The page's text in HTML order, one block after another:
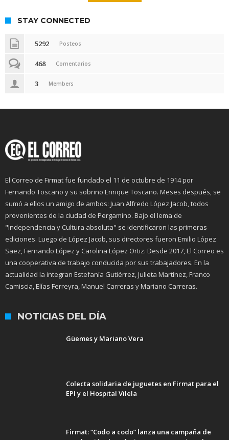
STAY CONNECTED
5292 Posteos
468 Comentarios
3 Members
El Correo de Firmat fue fundado el 11 de octubre de 1914 por
Fernando Toscano y su sobrino Enrique Toscano. Meses después, se
sumó a ellos un amigo de ambos: Juan Alfredo López Jacob, todos
provenientes de la ciudad de Pergamino. Bajo el lema de
"Independencia y Cultura absoluta" se identificaron las primeras
ediciones. Luego de López Jacob, sus directores fueron Emilio López
Saez, Fernando López y Carolina López Ortiz. Desde 2017, El Correo es
una cooperativa de trabajo conducida por sus trabajadores. En la
actualidad la integran Estefanía Gutiérrez, Julieta Martínez, Franco
Camiscia, Elías Ferreyra, Manuel Carreras y Mariano Carreras.
NOTICIAS DEL DÍA
Güemes y Mariano Vera
Colecta solidaria de juguetes en Firmat para el
EPI y el Hospital Vilela
Firmat: “Codo a codo” lanza una campaña de